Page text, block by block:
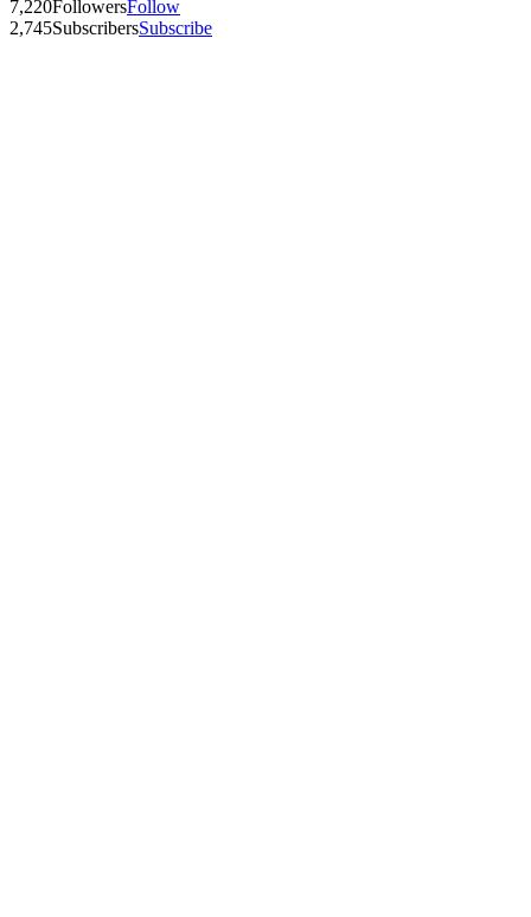
7,220FollowersFollow
2,745SubscribersSubscribe